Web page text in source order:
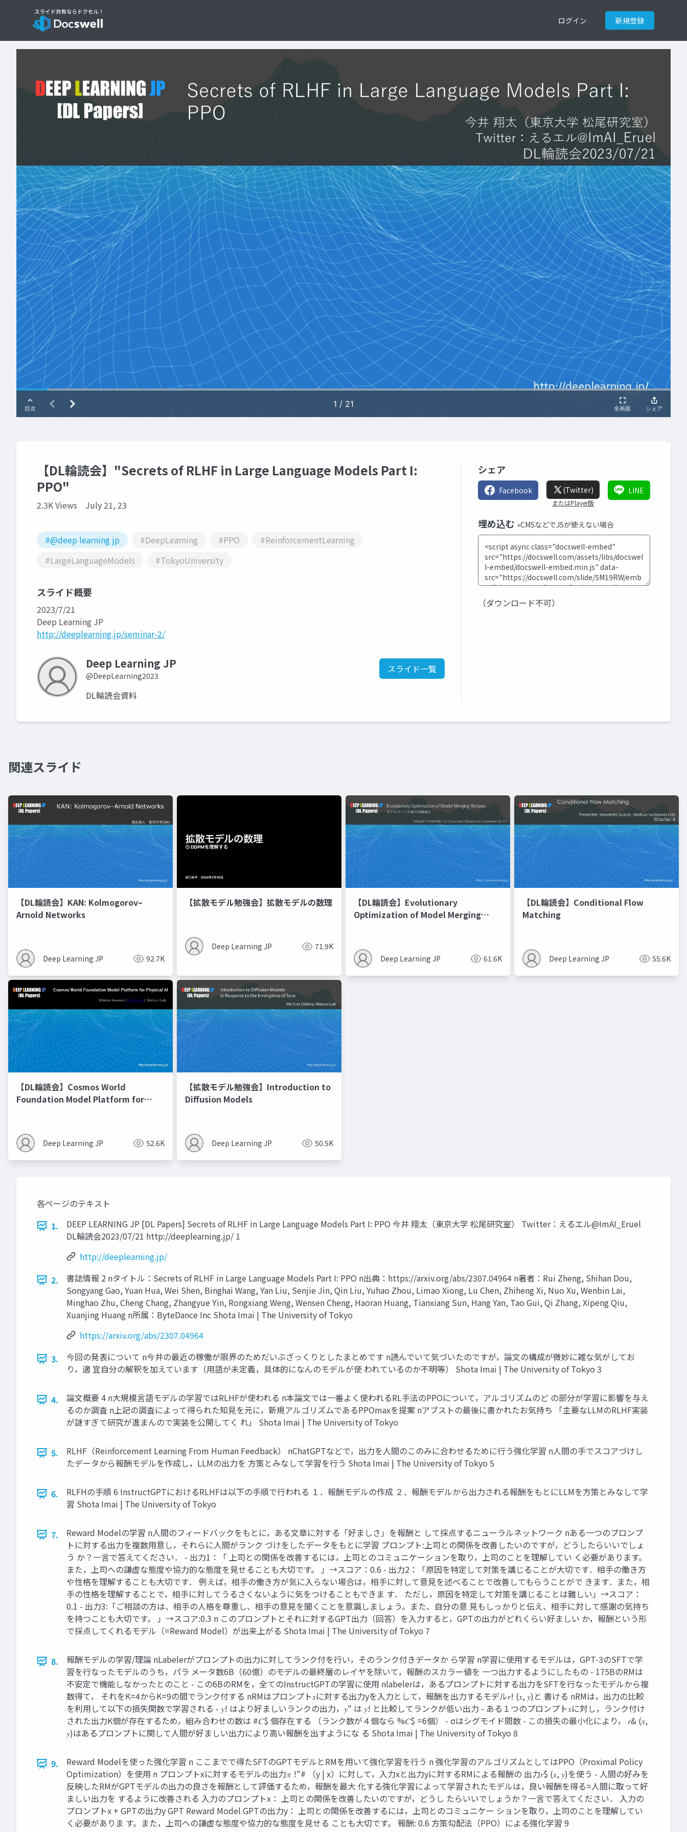
ログイン 新規登録
【DL輪読会】"Secrets of RLHF in Large Language Models Part I:
PPO"
2.3K Views July 21, 23
#@deep learning jp #DeepLearning #PPO
#ReinforcementLearning
#LargeLanguageModels
#TokyoUniversity
スライド概要
2023/7/21
Deep Learning JP
http://deeplearning.jp/seminar-2/
Deep Learning JP
@DeepLearning2023
スライド一覧
DL輪読会資料
シェア
Facebook (Twitter)
またはPlayer版
LINE
埋め込む »CMSなどでJSが使えない場合
（ダウンロード不可）
関連スライド
【DL輪読会】KAN: Kolmogorov–
Arnold Networks
Deep Learning JP 92.7K
【拡散モデル勉強会】拡散モデルの数理
Deep Learning JP 71.9K
【DL輪読会】Evolutionary
Optimization of Model Merging
Deep Learning JP 61.6K
【DL輪読会】Conditional Flow
Matching
Deep Learning JP 55.6K
【DL輪読会】Cosmos World
Foundation Model Platform for
Deep Learning JP 52.6K
【拡散モデル勉強会】Introduction to
Diffusion Models
Deep Learning JP 50.5K
各ページのテキスト
1.
DEEP LEARNING JP [DL Papers] Secrets of RLHF in Large Language Models Part I: PPO 今井 翔太（東京⼤学 松尾研究室） Twitter：えるエル@ImAI_Eruel
DL輪読会2023/07/21 http://deeplearning.jp/ 1
http://deeplearning.jp/
2.
書誌情報 2 nタイトル：Secrets of RLHF in Large Language Models Part I: PPO n出典：https://arxiv.org/abs/2307.04964 n著者：Rui Zheng, Shihan Dou,
Songyang Gao, Yuan Hua, Wei Shen, Binghai Wang, Yan Liu, Senjie Jin, Qin Liu, Yuhao Zhou, Limao Xiong, Lu Chen, Zhiheng Xi, Nuo Xu, Wenbin Lai,
Minghao Zhu, Cheng Chang, Zhangyue Yin, Rongxiang Weng, Wensen Cheng, Haoran Huang, Tianxiang Sun, Hang Yan, Tao Gui, Qi Zhang, Xipeng Qiu,
Xuanjing Huang n所属：ByteDance Inc Shota Imai | The University of Tokyo
https://arxiv.org/abs/2307.04964
3.
今回の発表について n今井の最近の稼働が限界のためだいぶざっくりとしたまとめです n読んでいて気づいたのですが，論⽂の構成が微妙に雑な気がしてお
り，適 宜⾃分の解釈を加えています（⽤語が未定義，具体的になんのモデルが使 われているのか不明等） Shota Imai | The University of Tokyo 3
4.
論⽂概要 4 n⼤規模⾔語モデルの学習ではRLHFが使われる n本論⽂では⼀番よく使われるRL⼿法のPPOについて，アルゴリズムのど の部分が学習に影響を与え
るのか調査 n上記の調査によって得られた知⾒を元に，新規アルゴリズムであるPPOmaxを提案 nアブストの最後に書かれたお気持ち 「主要なLLMのRLHF実装
が謎すぎて研究が進まんので実装を公開してく れ」 Shota Imai | The University of Tokyo
5.
RLHF（Reinforcement Learning From Human Feedback） nChatGPTなどで，出⼒を⼈間のこのみに合わせるために⾏う強化学習 n⼈間の⼿でスコアづけし
たデータから報酬モデルを作成し，LLMの出⼒を ⽅策とみなして学習を⾏う Shota Imai | The University of Tokyo 5
6.
RLFHの⼿順 6 InstructGPTにおけるRLHFは以下の⼿順で⾏われる １．報酬モデルの作成 ２．報酬モデルから出⼒される報酬をもとにLLMを⽅策とみなして学
習 Shota Imai | The University of Tokyo
7.
Reward Modelの学習 n⼈間のフィードバックをもとに，ある⽂章に対する「好ましさ」を報酬と して採点するニューラルネットワーク nある⼀つのプロンプ
トに対する出⼒を複数⽤意し，それらに⼈間がランク づけをしたデータをもとに学習 プロンプト:上司との関係を改善したいのですが，どうしたらいいでしょ
う か？⼀⾔で答えてください． - 出⼒1：「 上司との関係を改善するには，上司とのコミュニケーションを取り，上司のことを理解してい く必要があります。
また，上司への謙虚な態度や協⼒的な態度を⾒せることも⼤切です。 」→スコア：0.6 - 出⼒2：「原因を特定して対策を講じることが⼤切です．相⼿の働き⽅
や性格を理解することも⼤切です． 例えば，相⼿の働き⽅が気に⼊らない場合は，相⼿に対して意⾒を述べることで改善してもらうことがで きます．また，相
⼿の性格を理解することで，相⼿に対してうるさくないように気をつけることもできま す． ただし，原因を特定して対策を講じることは難しい」→スコア：
0.1 - 出⼒3:「ご相談の⽅は、相⼿の⼈格を尊重し、相⼿の意⾒を聞くことを意識しましょう。また、⾃分の意 ⾒もしっかりと伝え、相⼿に対して感謝の気持ち
を持つことも⼤切です。 」→スコア:0.3 n このプロンプトとそれに対するGPT出⼒（回答）を⼊⼒すると，GPTの出⼒がどれくらい好ましい か，報酬という形
で採点してくれるモデル（=Reward Model）が出来上がる Shota Imai | The University of Tokyo 7
8.
報酬モデルの学習/理論 nLabelerがプロンプトの出⼒に対してランク付を⾏い，そのランク付きデータか ら学習 n学習に使⽤するモデルは，GPT-3のSFTで学
習を⾏なったモデルのうち，パラ メータ数6B（60億）のモデルの最終層のレイヤを除いて，報酬のスカラー値を ⼀つ出⼒するようにしたもの - 175BのRMは
不安定で機能しなかったとのこと - この6BのRMを，全てのInstructGPTの学習に使⽤ nlabelerは，あるプロンプトに対する出⼒をSFTを⾏なったモデルから複
数得て， それをK=4からK=9の間でランク付する nRMはプロンプト𝑥に対する出⼒yを⼊⼒として，報酬を出⼒するモデル𝑟! (𝑥, 𝑦)と 書ける nRMは，出⼒の⽐較
を利⽤して以下の損失関数で学習される - 𝑦! はより好ましいランクの出⼒，𝑦" は 𝑦! と⽐較してランクが低い出⼒ - ある１つのプロンプト𝑥に対し，ランク付け
された出⼒K個が存在するため，組み合わせの数は #𝐶$ 個存在する （ランク数が４個なら %𝐶$ =6個） - σはシグモイド間数 - この損失の最⼩化により， 𝑟& (𝑥,
𝑦)はあるプロンプトに関して⼈間が好ましい出⼒により⾼い報酬を出すようにな る Shota Imai | The University of Tokyo 8
9.
Reward Modelを使った強化学習 n ここまでで得たSFTのGPTモデルとRMを⽤いて強化学習を⾏う n 強化学習のアルゴリズムとしてはPPO（Proximal Policy
Optimization）を使⽤ n プロンプトxに対するモデルの出⼒𝜋 !"# （y | x）に対して，⼊⼒xと出⼒yに対するRMによる報酬の 出⼒𝑟$ (𝑥, 𝑦)を使う - ⼈間の好みを
反映したRMがGPTモデルの出⼒の良さを報酬として評価するため，報酬を最⼤ 化する強化学習によって学習されたモデルは，良い報酬を得る=⼈間に取って好
ましい出⼒を するように改善される ⼊⼒のプロンプトx： 上司との関係を改善したいのですが，どうし たらいいでしょうか？⼀⾔で答えてください． ⼊⼒の
プロンプトx + GPTの出⼒y GPT Reward Model GPTの出⼒y： 上司との関係を改善するには，上司とのコミュニケー ションを取り，上司のことを理解してい
く必要がありま す。また，上司への謙虚な態度や協⼒的な態度を⾒せる ことも⼤切です。 報酬: 0.6 ⽅策勾配法（PPO）による強化学習 9